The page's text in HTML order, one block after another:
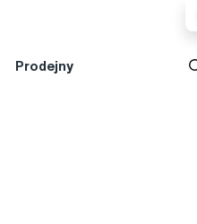
Prodejny